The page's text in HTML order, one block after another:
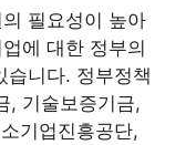
필요성이 높아
에 대한 정부의
습니다. 정부정책
, 기술보증기금,
기업진흥공단,